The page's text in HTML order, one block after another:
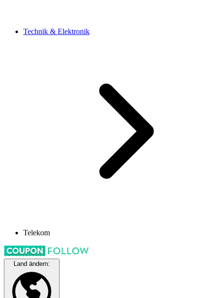
Technik & Elektronik
Telekom
Land ändern: